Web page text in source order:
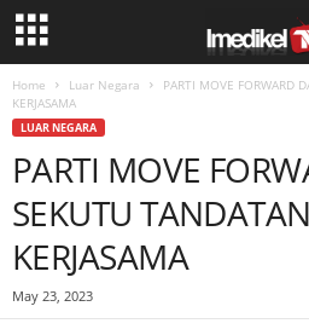
Home Luar Negara
PARTI MOVE FORWARD
KERJASAMA
LUAR NEGARA
PARTI MOVE
SEKUTU
KERJASAMA
May 23, 2023